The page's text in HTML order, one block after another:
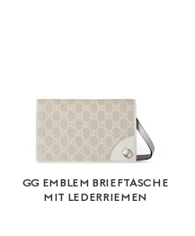
GG EMBLEM BRIEFTASCHE
MIT LEDERRIEMEN